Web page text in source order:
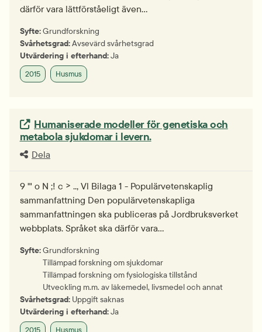
därför vara lättförståeligt även…
Syfte:Grundforskning
Svårhetsgrad:Avsevärd svårhetsgrad
Utvärdering i efterhand:Ja
2015 Husmus
Extern länk.
Humaniserade modeller för genetiska och
metabola sjukdomar i levern.
Dela
9 "' o N ;! c > .., Vl Bilaga 1 - Populärvetenskaplig
sammanfattning Den populärvetenskapliga
sammanfattningen ska publiceras på Jordbruksverket
webbplats. Språket ska därför vara…
Syfte:Grundforskning
Tillämpad forskning om sjukdomar
Tillämpad forskning om fysiologiska tillstånd
Utveckling m.m. av läkemedel, livsmedel och annat
Svårhetsgrad: Uppgift saknas
Utvärdering i efterhand:Ja
2015 Husmus